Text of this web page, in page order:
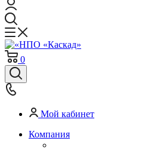
0
Мой кабинет
Компания